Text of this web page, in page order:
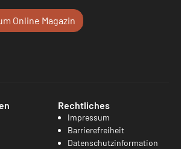
Online Magazin
Rechtliches
Impressum
Barrierefreiheit
Datenschutzinformation